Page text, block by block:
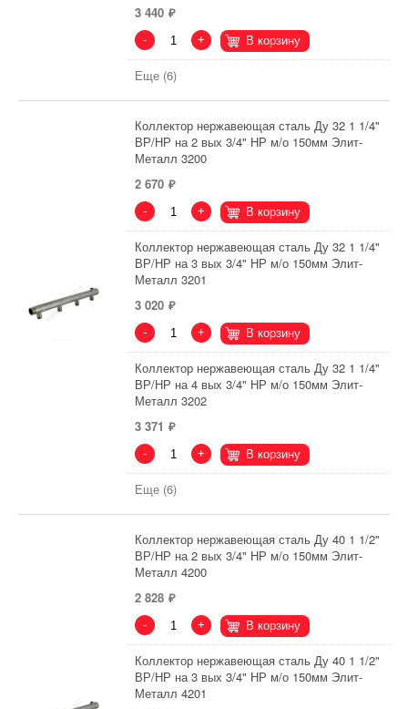
3 440
- + В корзину
Еще (6)
Коллектор нержавеющая сталь Ду 32 1 1/4"
ВР/НР на 2 вых 3/4" НР м/о 150мм Элит-
Металл 3200
2 670
- + В корзину
Коллектор нержавеющая сталь Ду 32 1 1/4"
ВР/НР на 3 вых 3/4" НР м/о 150мм Элит-
Металл 3201
3 020
- + В корзину
Коллектор нержавеющая сталь Ду 32 1 1/4"
ВР/НР на 4 вых 3/4" НР м/о 150мм Элит-
Металл 3202
3 371
- + В корзину
Еще (6)
Коллектор нержавеющая сталь Ду 40 1 1/2"
ВР/НР на 2 вых 3/4" НР м/о 150мм Элит-
Металл 4200
2 828
- + В корзину
Коллектор нержавеющая сталь Ду 40 1 1/2"
ВР/НР на 3 вых 3/4" НР м/о 150мм Элит-
Металл 4201